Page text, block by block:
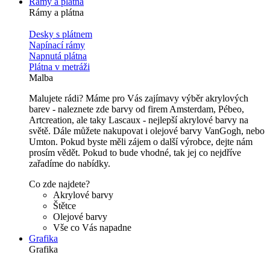
Rámy a plátna
Desky s plátnem
Napínací rámy
Napnutá plátna
Plátna v metráži
Malba
Malujete rádi? Máme pro Vás zajímavy výběr akrylových
barev - naleznete zde barvy od firem Amsterdam, Pébeo,
Artcreation, ale taky Lascaux - nejlepší akrylové barvy na
světě. Dále můžete nakupovat i olejové barvy VanGogh, nebo
Umton. Pokud byste měli zájem o další výrobce, dejte nám
prosím vědět. Pokud to bude vhodné, tak jej co nejdříve
zařadíme do nabídky.
Co zde najdete?
Akrylové barvy
Štětce
Olejové barvy
Vše co Vás napadne
Grafika
Grafika